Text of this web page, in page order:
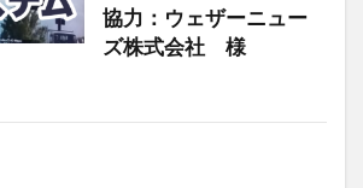
協力：ウェザーニュー
ズ株式会社 様